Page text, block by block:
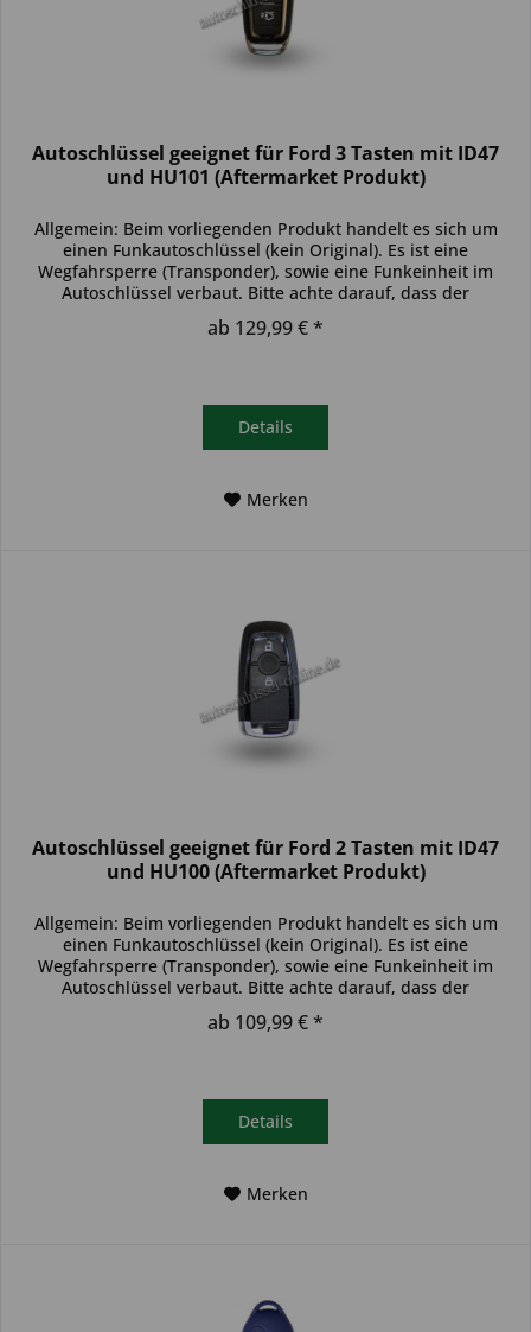
Autoschlüssel geeignet für Ford 3 Tasten mit ID47
und HU101 (Aftermarket Produkt)
Allgemein: Beim vorliegenden Produkt handelt es sich um
einen Funkautoschlüssel (kein Original). Es ist eine
Wegfahrsperre (Transponder), sowie eine Funkeinheit im
Autoschlüssel verbaut. Bitte achte darauf, dass der
Autoschlüssel deinem...
ab 129,99 € *
Details
Merken
Autoschlüssel geeignet für Ford 2 Tasten mit ID47
und HU100 (Aftermarket Produkt)
Allgemein: Beim vorliegenden Produkt handelt es sich um
einen Funkautoschlüssel (kein Original). Es ist eine
Wegfahrsperre (Transponder), sowie eine Funkeinheit im
Autoschlüssel verbaut. Bitte achte darauf, dass der
Autoschlüssel deinem...
ab 109,99 € *
Details
Merken